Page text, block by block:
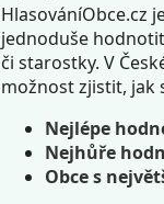
HlasováníObce.cz
jednoduše
či starostky. V
možnost zjistit, jak
Nejlépe
Nejhůře
Obce s